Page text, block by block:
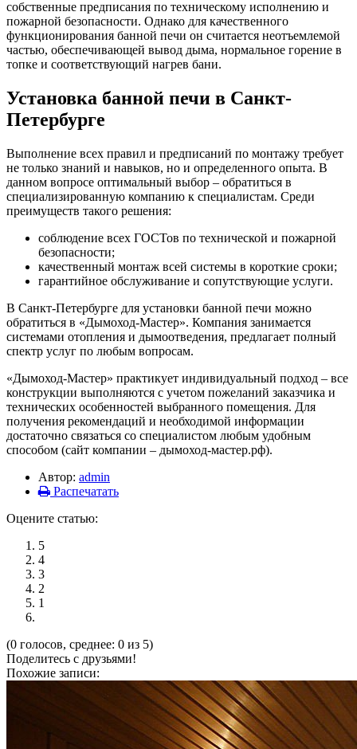
собственные предписания по техническому исполнению и
пожарной безопасности. Однако для качественного
функционирования банной печи он считается неотъемлемой
частью, обеспечивающей вывод дыма, нормальное горение в
топке и соответствующий нагрев бани.
Установка банной печи в Санкт-
Петербурге
Выполнение всех правил и предписаний по монтажу требует
не только знаний и навыков, но и определенного опыта. В
данном вопросе оптимальный выбор – обратиться в
специализированную компанию к специалистам. Среди
преимуществ такого решения:
соблюдение всех ГОСТов по технической и пожарной
безопасности;
качественный монтаж всей системы в короткие сроки;
гарантийное обслуживание и сопутствующие услуги.
В Санкт-Петербурге для установки банной печи можно
обратиться в «Дымоход-Мастер». Компания занимается
системами отопления и дымоотведения, предлагает полный
спектр услуг по любым вопросам.
«Дымоход-Мастер» практикует индивидуальный подход – все
конструкции выполняются с учетом пожеланий заказчика и
технических особенностей выбранного помещения. Для
получения рекомендаций и необходимой информации
достаточно связаться со специалистом любым удобным
способом (сайт компании – дымоход-мастер.рф).
Автор: admin
Распечатать
Оцените статью:
5
4
3
2
1
(0 голосов, среднее: 0 из 5)
Поделитесь с друзьями!
Похожие записи: